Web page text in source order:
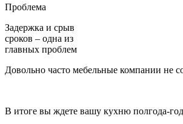
Проблема
Задержка и срыв
сроков – одна из
главных проблем
Довольно часто мебельные компании не
В итоге вы ждете вашу кухню полгода-год